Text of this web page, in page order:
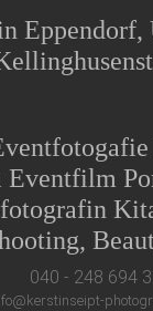
Eppendorf,
040 - 248 694